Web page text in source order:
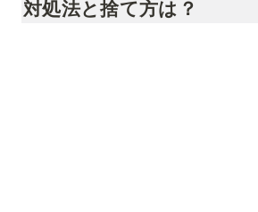
対処法と捨て方は？